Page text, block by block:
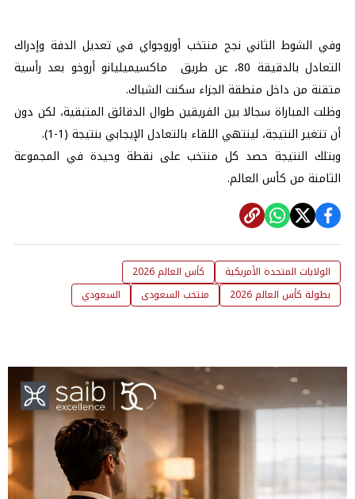
وفي الشوط الثاني نجح منتخب أوروجواي في تعديل الدفة وإدراك
التعادل بالدقيقة 80، عن طريق ماكسيميليانو أروخو بعد رأسية
متقنة من داخل منطقة الجزاء سكنت الشباك.
وظلت المباراة سجالا بين الفريقين طوال الدقائق المتبقية، لكن دون
أن تتغير النتيجة، لينتهي اللقاء بالتعادل الإيجابي بنتيجة (1-1).
وبتلك النتيجة حصد كل منتخب على نقطة وحيدة في المجموعة
الثامنة من كأس العالم.
الولايات المتحدة الأمريكية
كأس العالم 2026
بطولة كأس العالم 2026
منتخب السعودى السعودي